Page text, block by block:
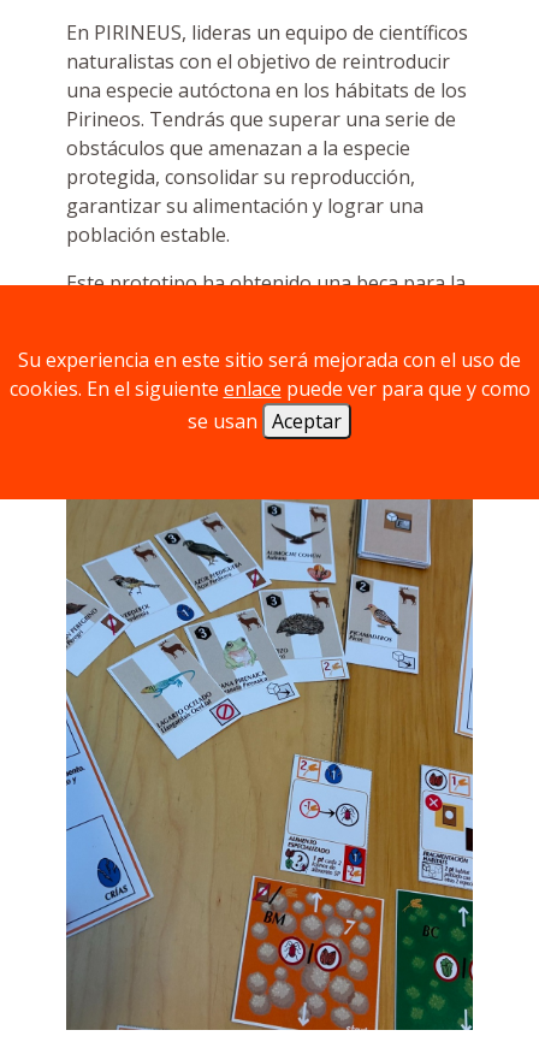
En PIRINEUS, lideras un equipo de científicos
naturalistas con el objetivo de reintroducir
una especie autóctona en los hábitats de los
Pirineos. Tendrás que superar una serie de
obstáculos que amenazan a la especie
protegida, consolidar su reproducción,
garantizar su alimentación y lograr una
población estable.
Este prototipo ha obtenido una beca para la
Cataluña.
Componentes
Su experiencia en este sitio será mejorada con el uso de
cookies. En el siguiente enlace puede ver para que y como
se usan Aceptar